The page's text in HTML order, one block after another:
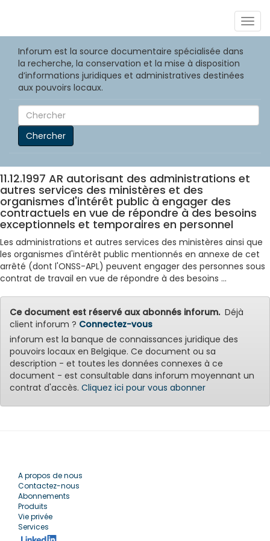
Inforum est la source documentaire spécialisée dans
la recherche, la conservation et la mise à disposition
d’informations juridiques et administratives destinées
aux pouvoirs locaux.
Chercher
11.12.1997 AR autorisant des administrations et
autres services des ministères et des
organismes d'intérêt public à engager des
contractuels en vue de répondre à des besoins
exceptionnels et temporaires en personnel
Les administrations et autres services des ministères ainsi que
les organismes d'intérêt public mentionnés en annexe de cet
arrêté (dont l'ONSS-APL) peuvent engager des personnes sous
contrat de travail en vue de répondre à des besoins ...
Ce document est réservé aux abonnés inforum.Déjà
client inforum ? Connectez-vous
inforum est la banque de connaissances juridique des
pouvoirs locaux en Belgique. Ce document ou sa
description - et toutes les données connexes à ce
document - est consultable dans inforum moyennant un
contrat d'accès. Cliquez ici pour vous abonner
A propos de nous
Contactez-nous
Abonnements
Produits
Vie privée
Services